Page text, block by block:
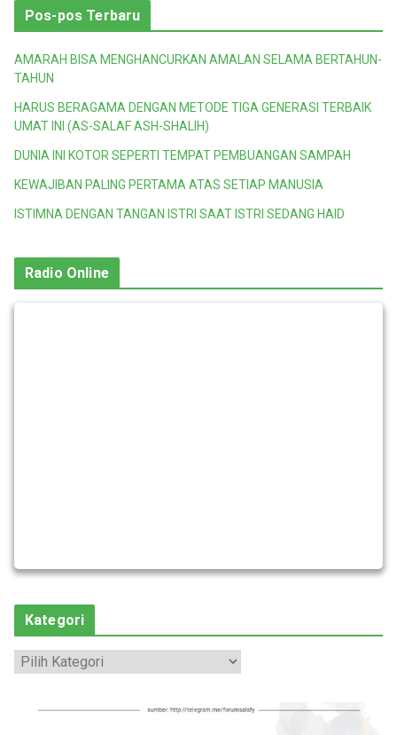
Pos-pos Terbaru
AMARAH BISA MENGHANCURKAN AMALAN SELAMA BERTAHUN-
TAHUN
HARUS BERAGAMA DENGAN METODE TIGA GENERASI TERBAIK
UMAT INI (AS-SALAF ASH-SHALIH)
DUNIA INI KOTOR SEPERTI TEMPAT PEMBUANGAN SAMPAH
KEWAJIBAN PALING PERTAMA ATAS SETIAP MANUSIA
ISTIMNA DENGAN TANGAN ISTRI SAAT ISTRI SEDANG HAID
Radio Online
Kategori